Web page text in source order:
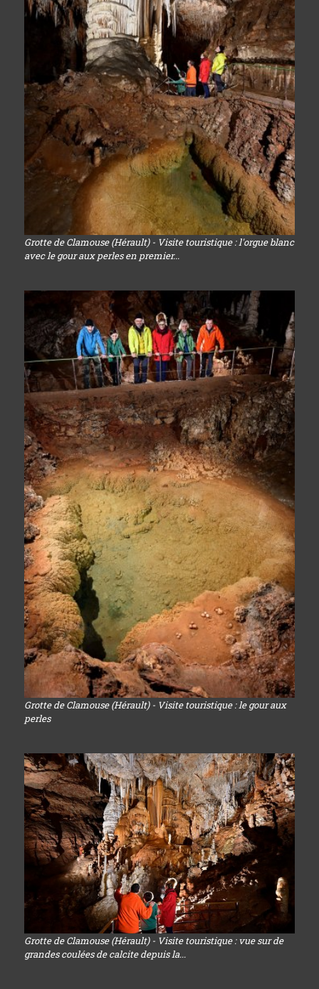
Grotte de Clamouse (Hérault) - Visite touristique : l'orgue blanc
avec le gour aux perles en premier...
Grotte de Clamouse (Hérault) - Visite touristique : le gour aux
perles
Grotte de Clamouse (Hérault) - Visite touristique : vue sur de
grandes coulées de calcite depuis la...